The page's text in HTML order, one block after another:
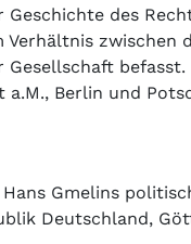
Geschichte des
Verhältnis zwischen
Gesellschaft
Berlin und
Hans Gmelins
Deutschland,